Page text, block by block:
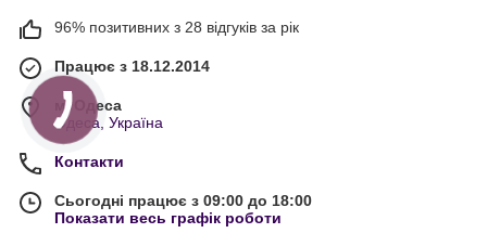
96% позитивних з 28 відгуків за рік
Працює з 18.12.2014
м. Одеса
Одеса, Україна
Контакти
Сьогодні працює з 09:00 до 18:00
Показати весь графік роботи